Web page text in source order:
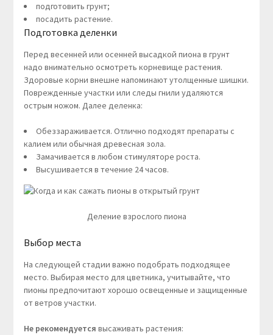
подготовить грунт;
посадить растение.
Подготовка деленки
Перед весенней или осенней высадкой пиона в грунт
надо внимательно осмотреть корневище растения.
Здоровые корни внешне напоминают утолщенные шишки.
Поврежденные участки или следы гнили удаляются
острым ножом. Далее деленка:
Обеззараживается. Отлично подходят препараты с
калием или обычная древесная зола.
Замачивается в любом стимуляторе роста.
Высушивается в течение 24 часов.
Деление взрослого пиона
Выбор места
На следующей стадии важно подобрать подходящее
место. Выбирая место для цветника, учитывайте, что
пионы предпочитают хорошо освещенные и защищенные
от ветров участки.
Не рекомендуется высаживать растения: